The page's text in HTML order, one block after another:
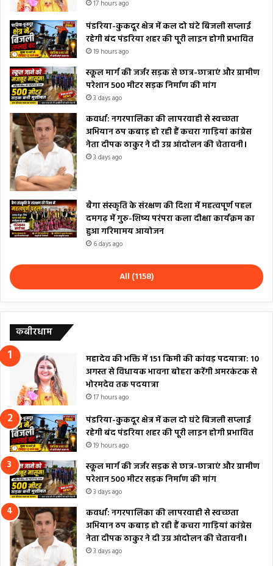
17 hours ago
पंडरिया-कुकदूर क्षेत्र में कल दो घंटे बिजली सप्लाई
रहेगी बंद पंडरिया शहर की पूरी लाइन होगी प्रभावित
19 hours ago
स्कूल मार्ग की जर्जर सड़क से छात्र-छात्राएं और ग्रामीण
परेशान 500 मीटर सड़क निर्माण की मांग
3 days ago
कवर्धा: नगरपालिका की लापरवाही से स्वच्छता
अभियान ठप कबाड़ हो रही हैं कचरा गाड़ियां कांग्रेस
नेता दीपक ठाकुर ने दी उग्र आंदोलन की चेतावनी।
3 days ago
बैगा संस्कृति के संरक्षण की दिशा में महत्वपूर्ण पहल
दमगढ़ में गुरु-शिष्य परंपरा कला दीक्षा कार्यक्रम का
हुआ गरिमामय आयोजन
6 days ago
All (1158)
कबीरधाम
महादेव की भक्ति में 151 किमी की कांवड़ पदयात्रा: 10
अगस्त से विधायक भावना बोहरा करेंगी अमरकंटक से
भोरमदेव तक पदयात्रा
17 hours ago
पंडरिया-कुकदूर क्षेत्र में कल दो घंटे बिजली सप्लाई
रहेगी बंद पंडरिया शहर की पूरी लाइन होगी प्रभावित
19 hours ago
स्कूल मार्ग की जर्जर सड़क से छात्र-छात्राएं और ग्रामीण
परेशान 500 मीटर सड़क निर्माण की मांग
3 days ago
कवर्धा: नगरपालिका की लापरवाही से स्वच्छता
अभियान ठप कबाड़ हो रही हैं कचरा गाड़ियां कांग्रेस
नेता दीपक ठाकुर ने दी उग्र आंदोलन की चेतावनी।
3 days ago